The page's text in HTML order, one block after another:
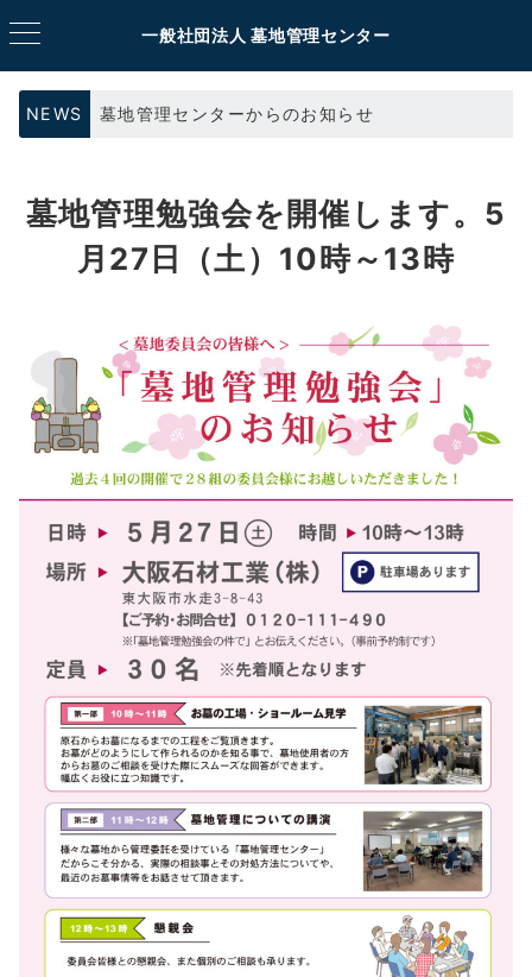
一般社団法人 墓地管理センター
NEWS 墓地管理センターからのお知らせ
墓地管理勉強会を開催します。5
月27日（土）10時～13時